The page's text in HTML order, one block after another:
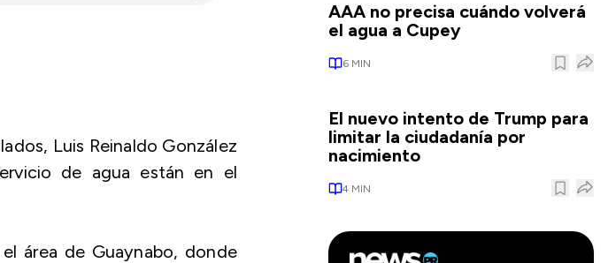
Luis Reinaldo González
de agua están en el
área de Guaynabo, donde
AAA no precisa cuándo volverá
el agua a Cupey
6 MIN
El nuevo intento de Trump para
limitar la ciudadanía por
nacimiento
4 MIN